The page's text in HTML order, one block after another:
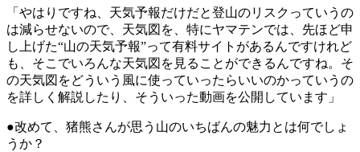
「やはりですね、天気予報だけだと登山のリスクっていうの
は減らせないので、天気図を、特にヤマテンでは、先ほど申
し上げた“山の天気予報”って有料サイトがあるんですけれど
も、そこでいろんな天気図を見ることができるんですね。そ
の天気図をどういう風に使っていったらいいのかっていうの
を詳しく解説したり、そういった動画を公開しています」
●改めて、猪熊さんが思う山のいちばんの魅力とは何でしょ
うか？